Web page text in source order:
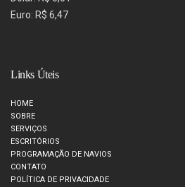
Euro: R$ 6,47
Links Úteis
HOME
SOBRE
SERVIÇOS
ESCRITÓRIOS
PROGRAMAÇÃO DE NAVIOS
CONTATO
POLÍTICA DE PRIVACIDADE